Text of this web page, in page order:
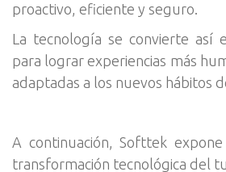
proactivo, eficiente y seguro.
La tecnología se convierte así
para lograr experiencias más
adaptadas a los nuevos hábitos
A continuación, Softtek
transformación tecnológica del